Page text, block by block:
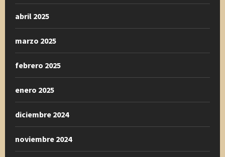
abril 2025
marzo 2025
febrero 2025
enero 2025
diciembre 2024
noviembre 2024